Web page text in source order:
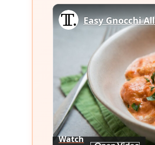
Easy Gnocchi
Watch